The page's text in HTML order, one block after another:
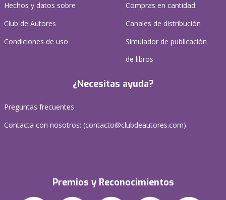
Hechos y datos sobre
Club de Autores
Condiciones de uso
Compras en cantidad
Canales de distribución
Simulador de publicación
de libros
¿Necesitas ayuda?
Preguntas frecuentes
Contacta con nosotros: (contacto@clubdeautores.com)
Premios y Reconocimientos